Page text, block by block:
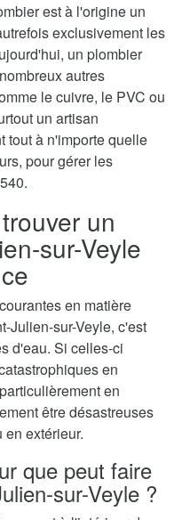
est à l'origine un
exclusivement les
un plombier
autres
le cuivre, le PVC ou
un artisan
tout à n'importe quelle
pour gérer les
un
sur-Veyle
en matière
Julien-sur-Veyle, c'est
d'eau. Si celles-ci
en
en
être désastreuses
extérieur.
que peut faire
sur-Veyle ?